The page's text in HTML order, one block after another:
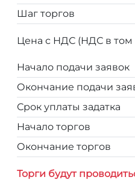
Шаг торгов
Цена с НДС (НДС в том
Начало подачи заявок
Окончание подачи
Срок уплаты задатка
Начало торгов
Окончание торгов
Торги будут